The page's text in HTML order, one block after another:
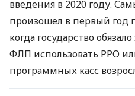
введения в 2020 году.
произошел в первый год
когда государство
ФЛП использовать РРО
программных касс